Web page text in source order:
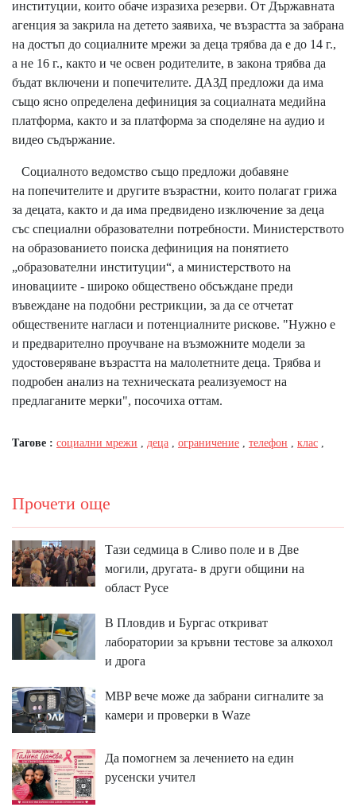
институции, които обаче изразиха резерви. От Държавната
агенция за закрила на детето заявиха, че възрастта за забрана
на достъп до социалните мрежи за деца трябва да е до 14 г.,
а не 16 г., както и че освен родителите, в закона трябва да
бъдат включени и попечителите. ДАЗД предложи да има
също ясно определена дефиниция за социалната медийна
платформа, както и за платформа за споделяне на аудио и
видео съдържание.
Социалното ведомство също предложи добавяне
на попечителите и другите възрастни, които полагат грижа
за децата, както и да има предвидено изключение за деца
със специални образователни потребности. Министерството
на образованието поиска дефиниция на понятието
„образователни институции“, а министерството на
иновациите - широко обществено обсъждане преди
въвеждане на подобни рестрикции, за да се отчетат
обществените нагласи и потенциалните рискове. "Нужно е
и предварително проучване на възможните модели за
удостоверяване възрастта на малолетните деца. Трябва и
подробен анализ на техническата реализуемост на
предлаганите мерки", посочиха оттам.
Тагове : социални мрежи деца ограничение телефон клас
Прочети още
Тази седмица в Сливо поле и в Две
могили, другата- в други общини на
област Русе
В Пловдив и Бургас откриват
лаборатории за кръвни тестове за алкохол
и дрога
MBP вeчe мoжe дa зaбpaни cигнaлитe зa
ĸaмepи и пpoвepĸи в Wаzе
Да помогнем за лечението на един
русенски учител